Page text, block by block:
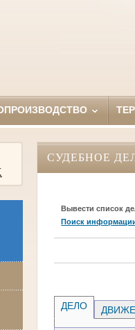
СУДЕБНОЕ
Вывести список
Поиск
ДЕЛО